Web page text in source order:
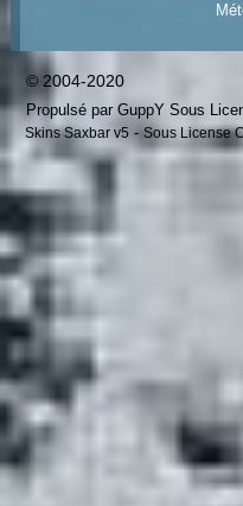
© 2004-2020
Propulsé par GuppY Sous
Skins Saxbar v5- Sous License